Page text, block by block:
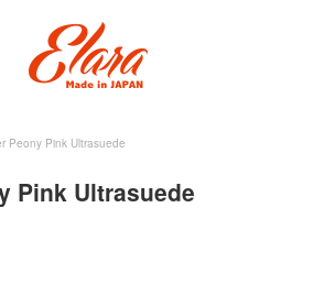
Peony Pink Ultrasuede
Pink Ultrasuede